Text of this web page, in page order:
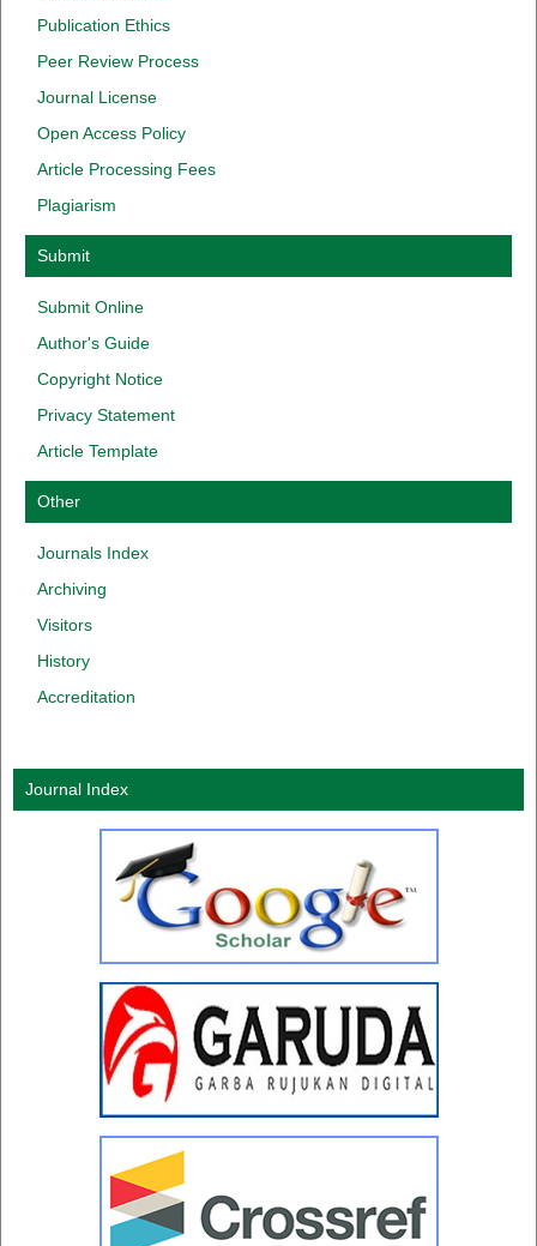
Publication Ethics
Peer Review Process
Journal License
Open Access Policy
Article Processing Fees
Plagiarism
Submit
Submit Online
Author's Guide
Copyright Notice
Privacy Statement
Article Template
Other
Journals Index
Archiving
Visitors
History
Accreditation
Journal Index